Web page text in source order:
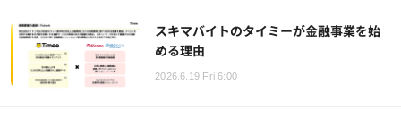
スキマバイトのタイミーが金融事業を始
める理由
2026.6.19 Fri 6:00